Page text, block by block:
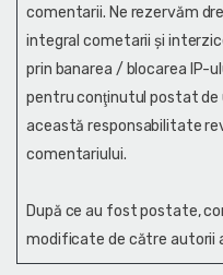
comentarii. Ne rezervăm
integral cometarii și
prin banarea / blocarea IP-
pentru conţinutul postat
această responsabilitate
comentariului.
După ce au fost postate,
modificate de către autorii